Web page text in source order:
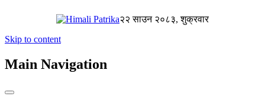
२२ साउन २०८३, शुक्रवार
Skip to content
Main Navigation